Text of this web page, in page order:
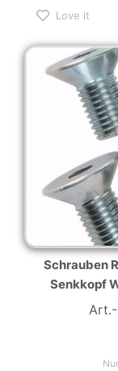
Love it
Schrauben
Senkkopf